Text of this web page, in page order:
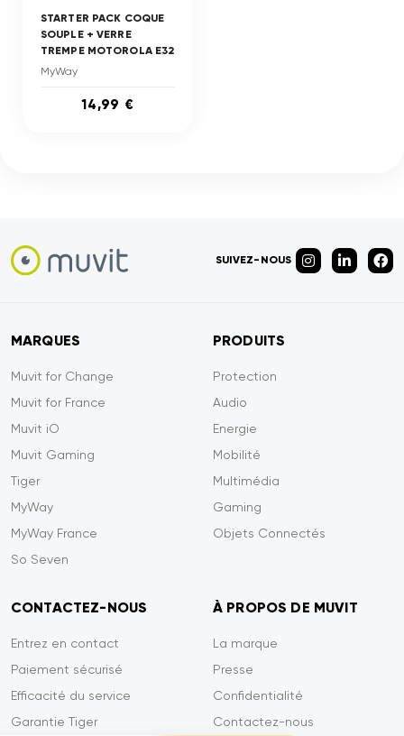
STARTER PACK COQUE
SOUPLE + VERRE
TREMPE MOTOROLA E32
MyWay
14,99 €
SUIVEZ-NOUS
MARQUES
Muvit for Change
Muvit for France
Muvit iO
Muvit Gaming
Tiger
MyWay
MyWay France
So Seven
PRODUITS
Protection
Audio
Energie
Mobilité
Multimédia
Gaming
Objets Connectés
CONTACTEZ-NOUS
Entrez en contact
Paiement sécurisé
Efficacité du service
Garantie Tiger
À PROPOS DE MUVIT
La marque
Presse
Confidentialité
Contactez-nous